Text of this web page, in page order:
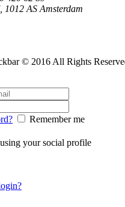
1012 AS Amsterdam
© 2016 All Rights
Remember me
your social profile